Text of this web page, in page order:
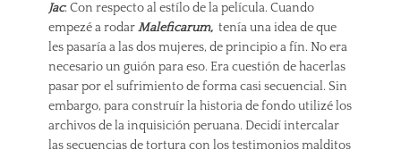
Jac: Con respecto al estílo de la película. Cuando
empezé a rodarMaleficarum, tenía una idea de que
les pasaría a las dos mujeres, de principio a fín. No era
necesario un guión para eso. Era cuestión de hacerlas
pasar por el sufrimiento de forma casi secuencial. Sin
embargo, para construír la historia de fondo utilizé los
archivos de la inquisición peruana. Decidí intercalar
las secuencias de tortura con los testimonios malditos